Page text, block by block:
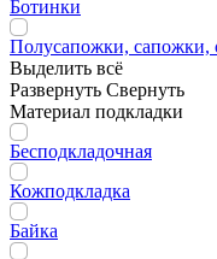
Ботинки
Полусапожки, сапожки,
Выделить всё
Развернуть Свернуть
Материал подкладки
Бесподкладочная
Кожподкладка
Байка